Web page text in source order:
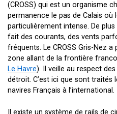
(CROSS) qui est un organisme
permanence le pas de Calais
particulièrement intense. De
fait des courants, des vents
fréquents. Le CROSS Gris-Nez
zone allant de la frontière
Le Havre). Il veille au respect
détroit. C’est ici que sont traités
navires Français à l’international.
Il existe un système de rails de